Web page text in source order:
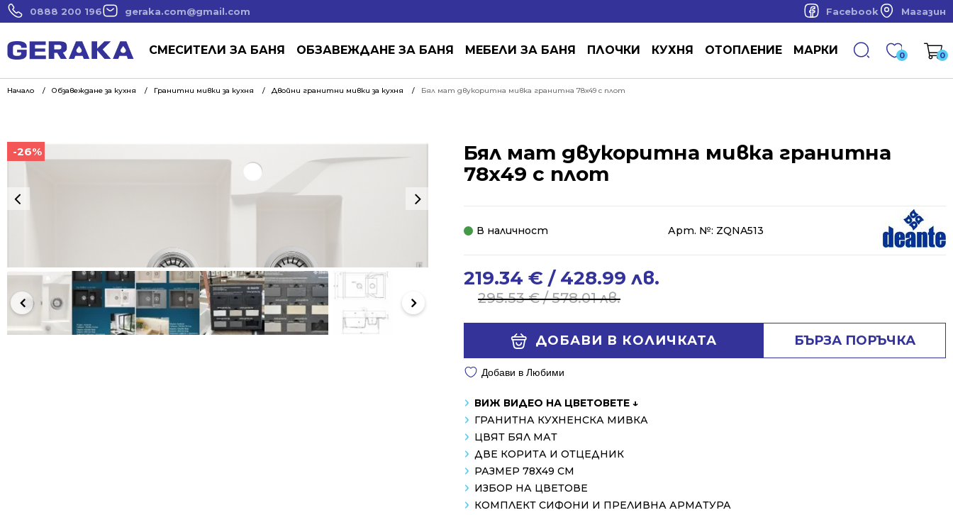
0888 200 196 geraka.com@gmail.com Facebook Магазин
СМЕСИТЕЛИ ЗА БАНЯ ОБЗАВЕЖДАНЕ ЗА БАНЯ МЕБЕЛИ ЗА БАНЯ ПЛОЧКИ КУХНЯ ОТОПЛЕНИЕ МАРКИ 0 0
Начало Обзавеждане за кухня Гранитни мивки за кухня Двойни гранитни мивки за кухня Бял мат двукоритна мивка гранитна 78х49 с плот
-26%
-26%
Бял мат двукоритна мивка гранитна
78х49 с плот
В наличност Арт. №: ZQNA513
295.53€/ 578.01 лв.
Original
price
578.01 лв..
219.34 € / 428.99 лв.
Current
price
428.99 лв..
ДОБАВИ В КОЛИЧКАТА БЪРЗА ПОРЪЧКА
Добави в Любими
ВИЖ ВИДЕО НА ЦВЕТОВЕТЕ ↓
ГРАНИТНА КУХНЕНСКА МИВКА
ЦВЯТ БЯЛ МАТ
ДВЕ КОРИТА И ОТЦЕДНИК
РАЗМЕР 78Х49 СМ
ИЗБОР НА ЦВЕТОВЕ
КОМПЛЕКТ СИФОНИ И ПРЕЛИВНА АРМАТУРА